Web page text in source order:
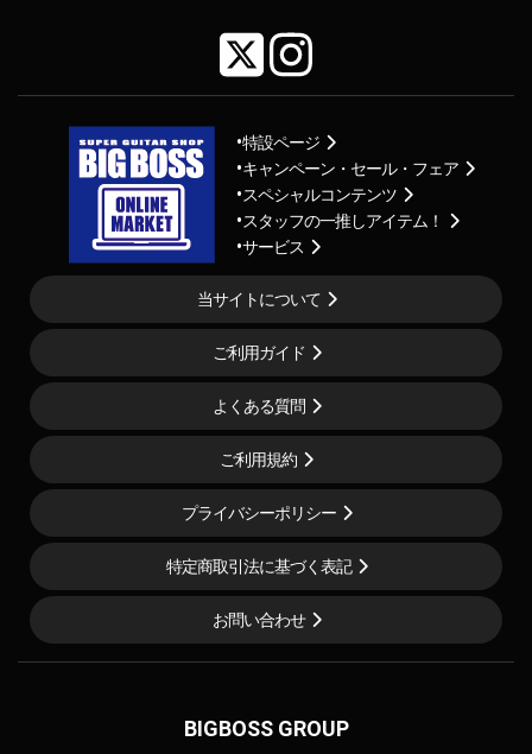
特設ページ
キャンペーン・セール・フェア
スペシャルコンテンツ
スタッフの一推しアイテム！
サービス
当サイトについて
ご利用ガイド
よくある質問
ご利用規約
プライバシーポリシー
特定商取引法に基づく表記
お問い合わせ
BIGBOSS GROUP